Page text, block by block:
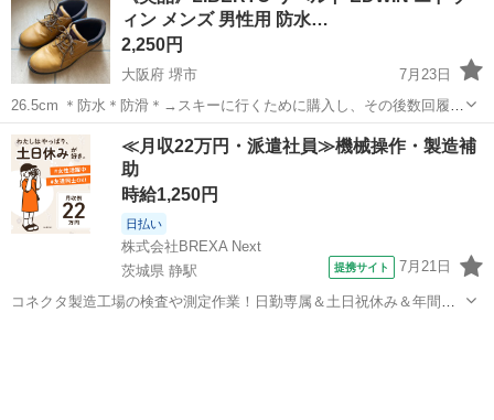
でお譲りいたします。 ...ィン メンズ 男性用 防水…
2,250円
大阪府 堺市
7月23日
26.5cm ＊防水＊防滑＊→スキーに行くために購入し、その後数回履き
ました ☆美品だと思います ☆2枚目の写真確認必須 ☆値下げ交渉はご
遠慮ください
大阪 堺市 靴 エドウィン
≪月収22万円・派遣社員≫機械操作・製造補
助
時給1,250円
日払い
株式会社BREXA Next
茨城県 静駅
提携サイト 7月21日
コネクタ製造工場の検査や測定作業！日勤専属＆土日祝休み＆年間休